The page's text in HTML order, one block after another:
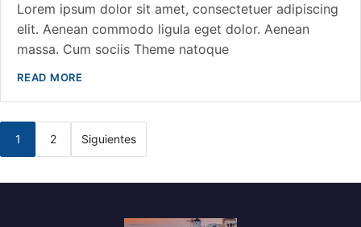
Lorem ipsum dolor sit amet, consectetuer adipiscing
elit. Aenean commodo ligula eget dolor. Aenean
massa. Cum sociis Theme natoque
READ MORE
1 2 Siguientes